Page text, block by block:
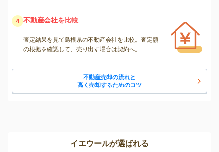
4 不動産会社を比較
査定結果を見て島根県の不動産会社を比較。査定額
の根拠を確認して、売り出す場合は契約へ。
不動産売却の流れと
高く売却するためのコツ
イエウールが選ばれる